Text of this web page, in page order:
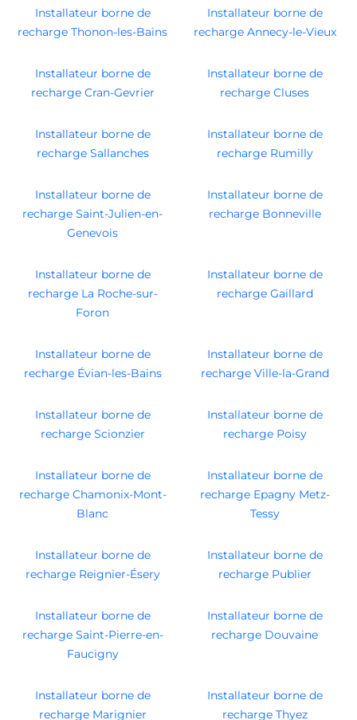
Installateur borne de
recharge Thonon-les-Bains
Installateur borne de
recharge Annecy-le-Vieux
Installateur borne de
recharge Cran-Gevrier
Installateur borne de
recharge Cluses
Installateur borne de
recharge Sallanches
Installateur borne de
recharge Rumilly
Installateur borne de
recharge Saint-Julien-en-
Genevois
Installateur borne de
recharge Bonneville
Installateur borne de
recharge La Roche-sur-
Foron
Installateur borne de
recharge Gaillard
Installateur borne de
recharge Évian-les-Bains
Installateur borne de
recharge Ville-la-Grand
Installateur borne de
recharge Scionzier
Installateur borne de
recharge Poisy
Installateur borne de
recharge Chamonix-Mont-
Blanc
Installateur borne de
recharge Epagny Metz-
Tessy
Installateur borne de
recharge Reignier-Ésery
Installateur borne de
recharge Publier
Installateur borne de
recharge Saint-Pierre-en-
Faucigny
Installateur borne de
recharge Douvaine
Installateur borne de
recharge Marignier
Installateur borne de
recharge Thyez